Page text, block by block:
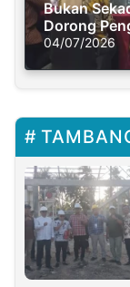
Bukan
Dorong
Solusi Krisis
04/07/2026